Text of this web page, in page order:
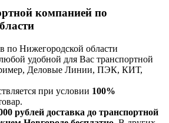
компанией по
по Нижегородской области
удобной для Вас транспортной
Деловые Линии, ПЭК, КИТ,
при условии 100%
рублей доставка до транспортной